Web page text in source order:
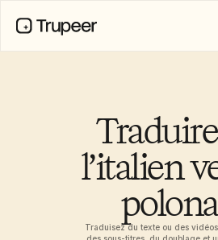
l’italien
Traduisez du texte ou des
Base de connaissances
Enregistrement d’écran par IA